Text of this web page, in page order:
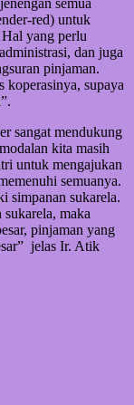
red) untuk
yang perlu
dan juga
pinjaman.
koperasinya, supaya
sangat mendukung
kita masih
untuk mengajukan
semuanya.
simpanan sukarela.
maka
pinjaman yang
jelas Ir. Atik